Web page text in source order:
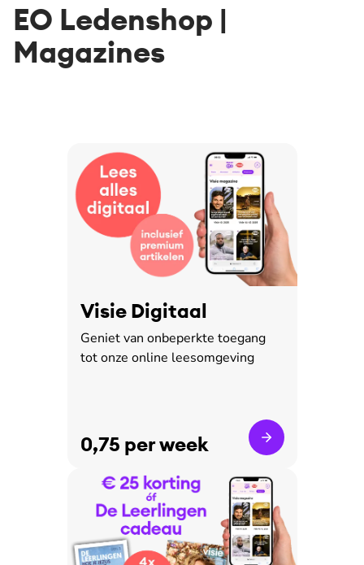
EO Ledenshop |
Magazines
Visie Digitaal
Geniet van onbeperkte toegang
tot onze online leesomgeving
0,75 per week